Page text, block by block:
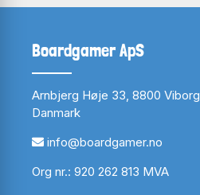
Boardgamer ApS
Arnbjerg Høje 33, 8800 Viborg
Danmark
info@boardgamer.no
Org nr.: 920 262 813 MVA